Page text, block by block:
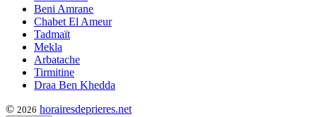
Beni Amrane
Chabet El Ameur
Tadmaït
Mekla
Arbatache
Tirmitine
Draa Ben Khedda
© 2026 horairesdeprieres.net